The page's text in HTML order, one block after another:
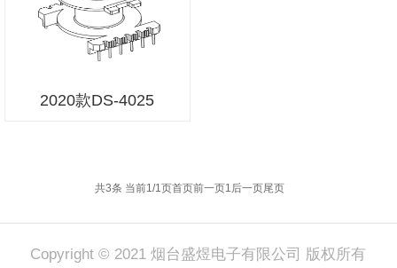
2020款DS-4025
共3条 当前1/1页首页前一页1后一页尾页
Copyright © 2021 烟台盛煜电子有限公司 版权所有